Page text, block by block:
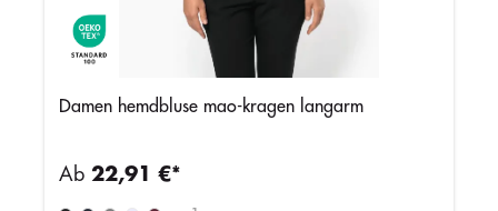
Damen hemdbluse mao-kragen langarm
Ab 22,91 €*